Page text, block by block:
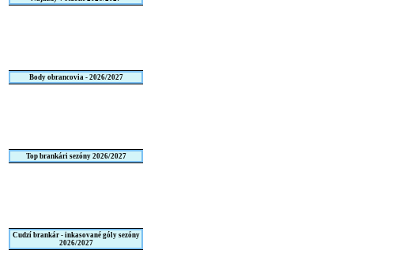
Body obrancovia - 2026/2027
Top brankári sezóny 2026/2027
Cudzí brankár - inkasované góly sezóny
2026/2027